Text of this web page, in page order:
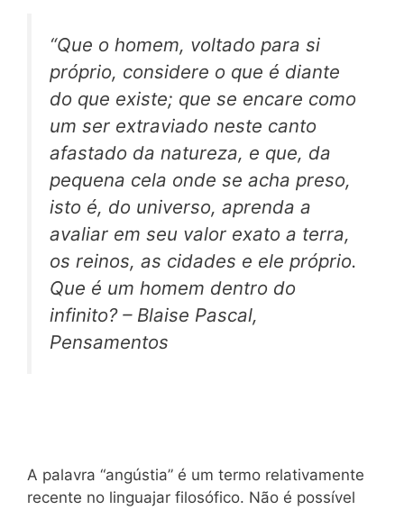
“Que o homem, voltado para si
próprio, considere o que é diante
do que existe; que se encare como
um ser extraviado neste canto
afastado da natureza, e que, da
pequena cela onde se acha preso,
isto é, do universo, aprenda a
avaliar em seu valor exato a terra,
os reinos, as cidades e ele próprio.
Que é um homem dentro do
infinito? – Blaise Pascal,
Pensamentos
A palavra “angústia” é um termo relativamente
recente no linguajar filosófico. Não é possível